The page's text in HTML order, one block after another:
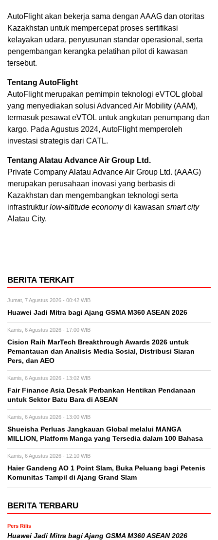
AutoFlight akan bekerja sama dengan AAAG dan otoritas
Kazakhstan untuk mempercepat proses sertifikasi
kelayakan udara, penyusunan standar operasional, serta
pengembangan kerangka pelatihan pilot di kawasan
tersebut.
Tentang AutoFlight
AutoFlight merupakan pemimpin teknologi eVTOL global
yang menyediakan solusi Advanced Air Mobility (AAM),
termasuk pesawat eVTOL untuk angkutan penumpang dan
kargo. Pada Agustus 2024, AutoFlight memperoleh
investasi strategis dari CATL.
Tentang Alatau Advance Air Group Ltd.
Private Company Alatau Advance Air Group Ltd. (AAAG)
merupakan perusahaan inovasi yang berbasis di
Kazakhstan dan mengembangkan teknologi serta
infrastruktur low-altitude economydi kawasan smart city
Alatau City.
BERITA TERKAIT
Jumat, 7 Agustus 2026 - 00:42 WIB
Huawei Jadi Mitra bagi Ajang GSMA M360 ASEAN 2026
Kamis, 6 Agustus 2026 - 17:00 WIB
Cision Raih MarTech Breakthrough Awards 2026 untuk
Pemantauan dan Analisis Media Sosial, Distribusi Siaran
Pers, dan AEO
Kamis, 6 Agustus 2026 - 13:02 WIB
Fair Finance Asia Desak Perbankan Hentikan Pendanaan
untuk Sektor Batu Bara di ASEAN
Kamis, 6 Agustus 2026 - 13:00 WIB
Shueisha Perluas Jangkauan Global melalui MANGA
MILLION, Platform Manga yang Tersedia dalam 100 Bahasa
Kamis, 6 Agustus 2026 - 12:10 WIB
Haier Gandeng AO 1 Point Slam, Buka Peluang bagi Petenis
Komunitas Tampil di Ajang Grand Slam
BERITA TERBARU
Pers Rilis
Huawei Jadi Mitra bagi Ajang GSMA M360 ASEAN 2026